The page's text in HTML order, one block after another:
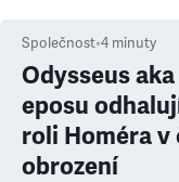
Společnost•4 minuty
Odysseus
eposu
roli Homéra v
obrození